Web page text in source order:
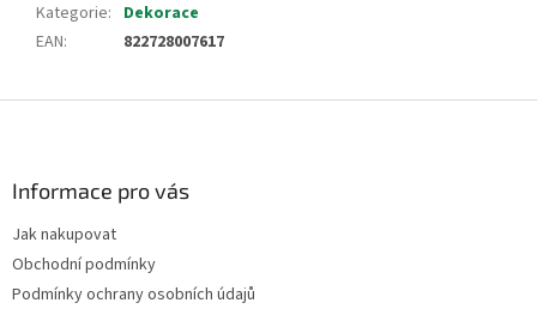
Kategorie: Dekorace
EAN: 822728007617
Informace pro vás
Jak nakupovat
Obchodní podmínky
Podmínky ochrany osobních údajů